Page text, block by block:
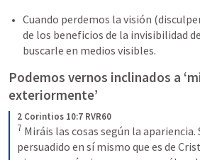
Cuando perdemos la visión
de los beneficios de la invisibilidad
buscarle en medios visibles.
Podemos vernos inclinados a
exteriormente’
2 Corintios 10:7 RVR60
7 Miráis las cosas según la apariencia.
persuadido en sí mismo que es de